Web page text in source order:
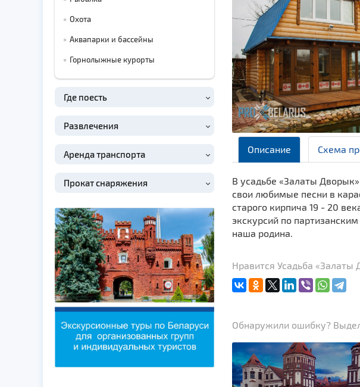
Охота
Аквапарки и бассейны
Горнолыжные курорты
Где поесть
Развлечения
Аренда транспорта
Прокат снаряжения
Описание Схема
В усадьбе «Залаты
свои любимые песни в
старого кирпича 19 - 20
экскурсий по
наша родина.
Нравится Усадьба «Залаты
Обнаружили ошибку?